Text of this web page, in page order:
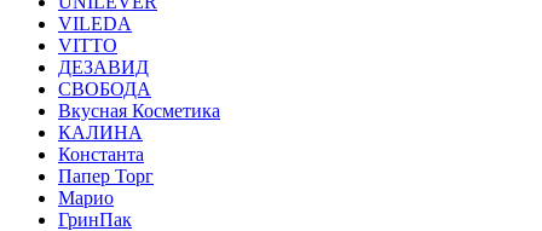
VILEDA
VITTO
ДЕЗАВИД
СВОБОДА
Вкусная Косметика
КАЛИНА
Константа
Папер Торг
Марио
ГринПак